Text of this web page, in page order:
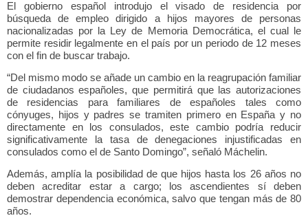
El gobierno español introdujo el visado de residencia por
búsqueda de empleo dirigido a hijos mayores de personas
nacionalizadas por la Ley de Memoria Democrática, el cual le
permite residir legalmente en el país por un periodo de 12 meses
con el fin de buscar trabajo.
“Del mismo modo se añade un cambio en la reagrupación familiar
de ciudadanos españoles, que permitirá que las autorizaciones
de residencias para familiares de españoles tales como
cónyuges, hijos y padres se tramiten primero en España y no
directamente en los consulados, este cambio podría reducir
significativamente la tasa de denegaciones injustificadas en
consulados como el de Santo Domingo”, señaló Máchelin.
Además, amplía la posibilidad de que hijos hasta los 26 años no
deben acreditar estar a cargo; los ascendientes sí deben
demostrar dependencia económica, salvo que tengan más de 80
años.